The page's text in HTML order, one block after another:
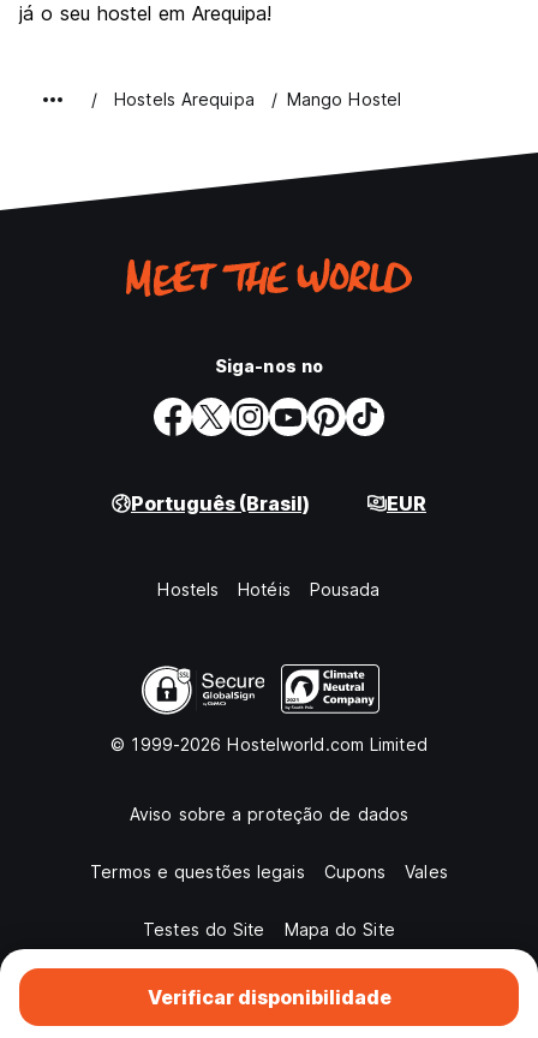
Verificar disponibilidade
já o seu hostel em Arequipa!
Hostels Arequipa Mango Hostel
Siga-nos no
Português (Brasil) EUR
Hostels Hotéis Pousada
© 1999-2026 Hostelworld.com Limited
Aviso sobre a proteção de dados
Termos e questões legais Cupons Vales
Testes do Site Mapa do Site